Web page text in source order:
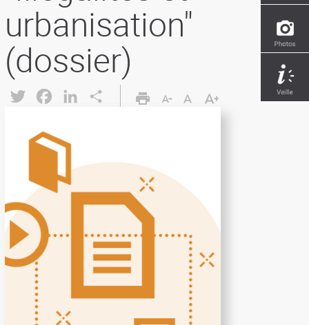
urbanisation"
(dossier)
Twitter FacebookLinkedIn